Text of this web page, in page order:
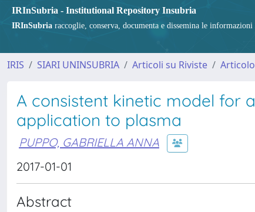
IRInSubria - Institutional Repository Insubria
IRInSubria raccoglie, conserva, documenta e dissemina le
IRIS SIARI UNINSUBRIA Articoli su Riviste
A consistent kinetic model for
application to plasma
PUPPO, GABRIELLA ANNA
2017-01-01
Abstract